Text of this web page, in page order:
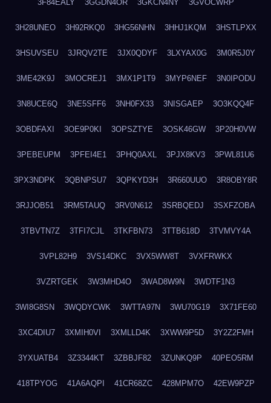
3F84EALY 3GGDN4OR 3GKCN4NY 3GVOCWRP
3H28UNEO 3H92RKQ0 3HG56NHN 3HHJ1KQM 3HSTLPXX
3HSUVSEU 3JRQV2TE 3JX0QDYF 3LXYAX0G 3M0R5J0Y
3ME42K9J 3MOCREJ1 3MX1P1T9 3MYP6NEF 3N0IPODU
3N8UCE6Q 3NE5SFF6 3NH0FX33 3NISGAEP 3O3KQQ4F
3OBDFAXI 3OE9P0KI 3OPSZTYE 3OSK46GW 3P20H0VW
3PEBEUPM 3PFEI4E1 3PHQ0AXL 3PJX8KV3 3PWL81U6
3PX3NDPK 3QBNPSU7 3QPKYD3H 3R660UUO 3R8OBY8R
3RJJOB51 3RM5TAUQ 3RV0N612 3SRBQEDJ 3SXFZOBA
3TBVTN7Z 3TFI7CJL 3TKFBN73 3TTB618D 3TVMVY4A
3VPL82H9 3VS14DKC 3VX5WW8T 3VXFRWKX
3VZRTGEK 3W3MHD4O 3WAD8W9N 3WDTF1N3
3WI8G8SN 3WQDYCWK 3WTTA97N 3WU70G19 3X71FE60
3XC4DIU7 3XMIH0VI 3XMLLD4K 3XWW9P5D 3Y2Z2FMH
3YXUATB4 3Z3344KT 3ZBBJF82 3ZUNKQ9P 40PEO5RM
418TPYOG 41A6AQPI 41CR68ZC 428MPM7O 42EW9PZP